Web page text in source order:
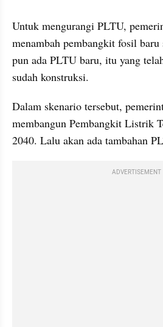
Untuk mengurangi PLTU,
menambah pembangkit fosil
pun ada PLTU baru, itu yang
sudah konstruksi.
Dalam skenario tersebut,
membangun Pembangkit Listrik
2040. Lalu akan ada tambahan
ADVERTISEMENT